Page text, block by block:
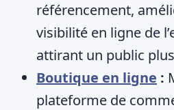
référencement,
visibilité en ligne de
attirant un public
Boutique en ligne :
plateforme de